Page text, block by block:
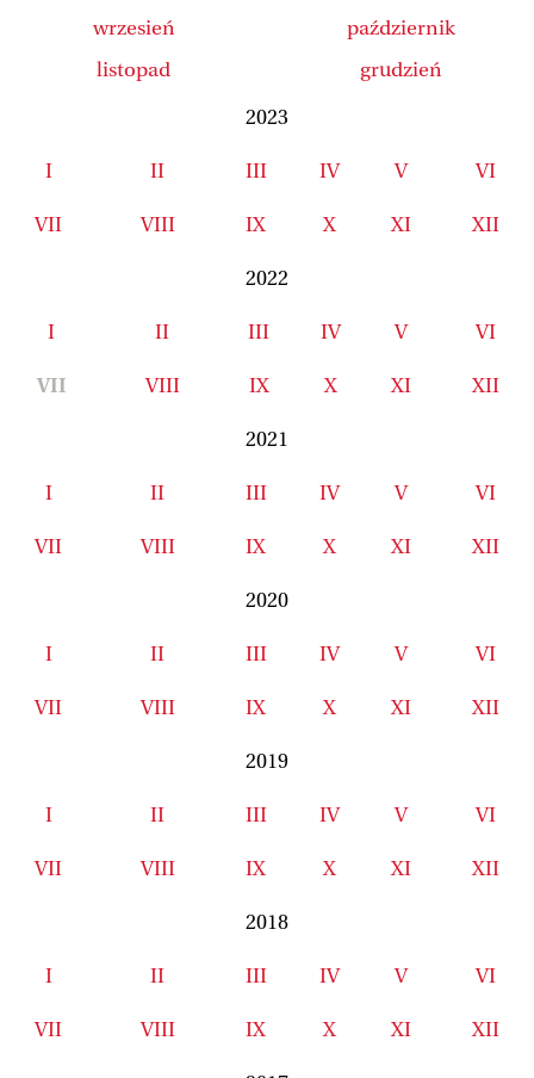
wrzesień
październik
listopad
grudzień
2023
I II III IV V VI
VII VIII IX X XI XII
2022
I II III IV V VI
VII VIII IX X XI XII
2021
I II III IV V VI
VII VIII IX X XI XII
2020
I II III IV V VI
VII VIII IX X XI XII
2019
I II III IV V VI
VII VIII IX X XI XII
2018
I II III IV V VI
VII VIII IX X XI XII